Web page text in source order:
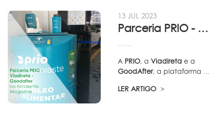
13 JUL 2023
Parceria PRIO - Viadireta - Goodafter...
A PRIO, aViadireta e a
GoodAfter, a plataforma ...
LER ARTIGO